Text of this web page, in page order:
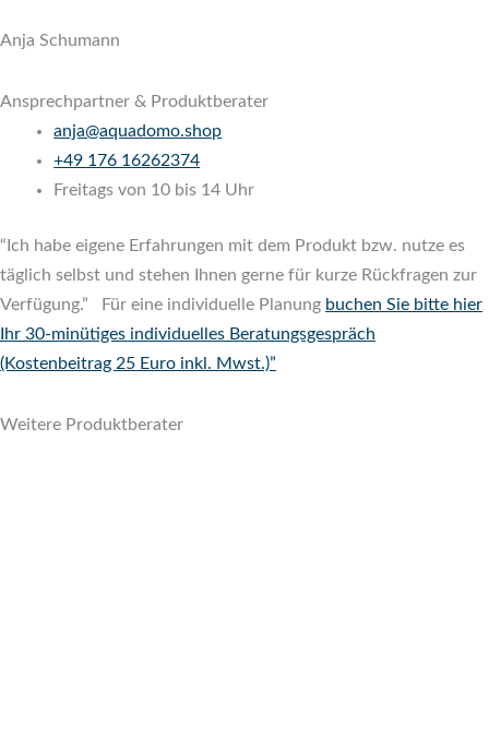
Anja Schumann
Ansprechpartner & Produktberater
anja@aquadomo.shop
+49 176 16262374
Freitags von 10 bis 14 Uhr
“Ich habe eigene Erfahrungen mit dem Produkt bzw. nutze es
täglich selbst und stehen Ihnen gerne für kurze Rückfragen zur
Verfügung.” Für eine individuelle Planung buchen Sie bitte hier
Ihr 30-minütiges individuelles Beratungsgespräch
(Kostenbeitrag 25 Euro inkl. Mwst.)”
Weitere Produktberater